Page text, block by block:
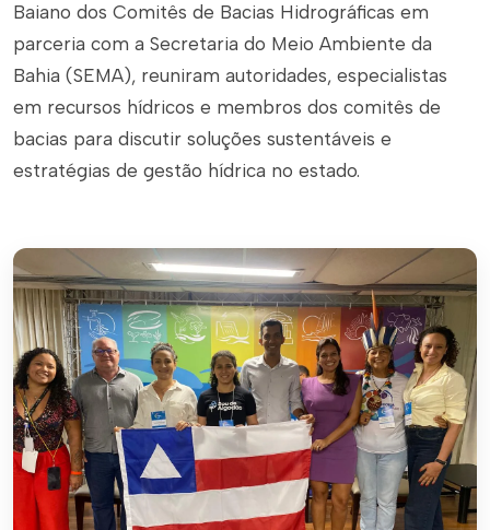
Baiano dos Comitês de Bacias Hidrográficas em
parceria com a Secretaria do Meio Ambiente da
Bahia (SEMA), reuniram autoridades, especialistas
em recursos hídricos e membros dos comitês de
bacias para discutir soluções sustentáveis e
estratégias de gestão hídrica no estado.